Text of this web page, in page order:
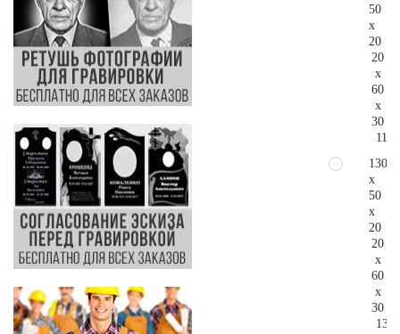
50
x
20
20
x
60
x
30
130
x
50
x
20
20
x
60
x
30